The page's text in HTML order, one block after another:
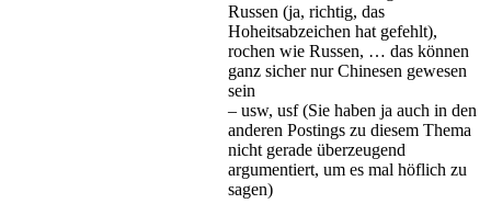
Russen (ja, richtig, das
Hoheitsabzeichen hat gefehlt),
rochen wie Russen, … das können
ganz sicher nur Chinesen gewesen
sein
– usw, usf (Sie haben ja auch in den
anderen Postings zu diesem Thema
nicht gerade überzeugend
argumentiert, um es mal höflich zu
sagen)